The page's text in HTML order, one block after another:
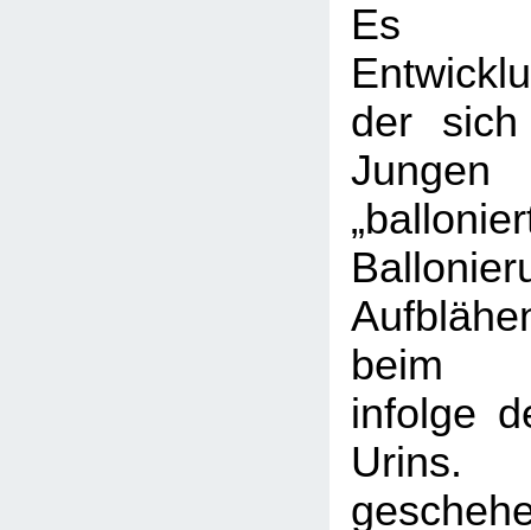
Es
der
beim
infolge
Urins.